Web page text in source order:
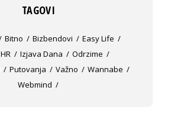
TAGOVI
Bitno Bizbendovi
Easy Life
HR Izjava Dana
Odrzime
Putovanja Važno
Wannabe
Webmind